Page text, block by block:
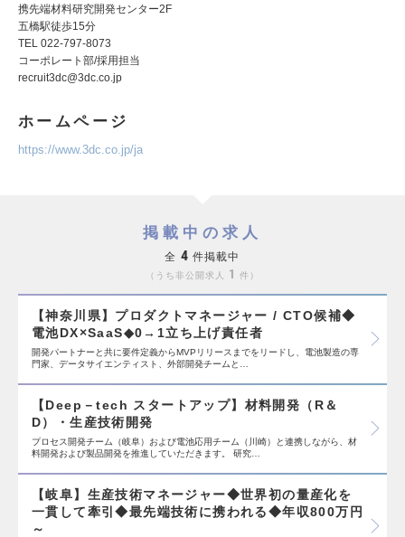
携先端材料研究開発センター2F
五橋駅徒歩15分
TEL 022-797-8073
コーポレート部/採用担当
recruit3dc@3dc.co.jp
ホームページ
https://www.3dc.co.jp/ja
掲載中の求人
全 4 件掲載中
うち非公開求人 1 件
【神奈川県】プロダクトマネージャー / CTO候補◆
電池DX×SaaS◆0→1立ち上げ責任者
開発パートナーと共に要件定義からMVPリリースまでをリードし、電池製造の専
門家、データサイエンティスト、外部開発チームと…
【Deep－tech スタートアップ】材料開発（R＆
D）・生産技術開発
プロセス開発チーム（岐阜）および電池応用チーム（川崎）と連携しながら、材
料開発および製品開発を推進していただきます。 研究…
【岐阜】生産技術マネージャー◆世界初の量産化を
一貫して牽引◆最先端技術に携われる◆年収800万円
～